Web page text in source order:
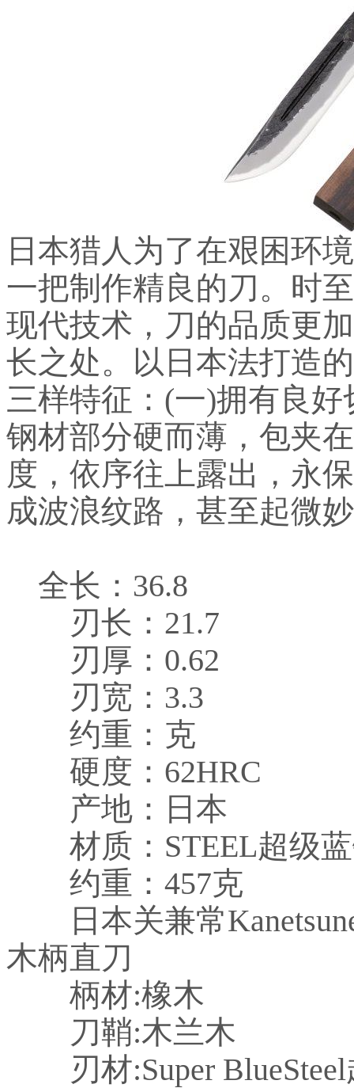
日本猎人为了在艰困环
一把制作精良的刀。时
现代技术，刀的品质更
长之处。以日本法打造
三样特征：(一)拥有良
钢材部分硬而薄，包夹
度，依序往上露出，永
成波浪纹路，甚至起微
全长：36.8
刃长：21.7
刃厚：0.62
刃宽：3.3
约重：克
硬度：62HRC
产地：日本
材质：STEEL超级
约重：457克
日本关兼常
木柄直刀
柄材:橡木
刀鞘:木兰木
刃材:Super BlueSteel